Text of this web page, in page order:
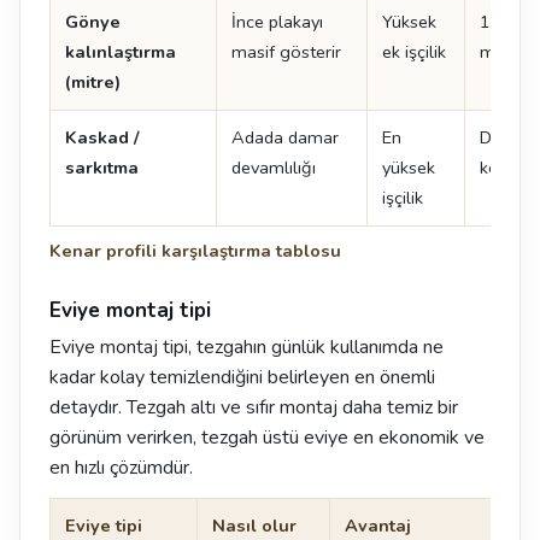
Kenar profili karşılaştırma tablosu
Gönye
kalınlaştırma
(mitre)
İnce plakayı
masif gösterir
Yüksek
ek işçilik
12
mm
Kaskad /
sarkıtma
Adada damar
devamlılığı
En
yüksek
işçilik
Damar
Eviye montaj tipi
Eviye montaj tipi, tezgahın günlük kullanımda ne
kadar kolay temizlendiğini belirleyen en önemli
detaydır. Tezgah altı ve sıfır montaj daha temiz bir
görünüm verirken, tezgah üstü eviye en ekonomik ve
en hızlı çözümdür.
Eviye tipi Nasıl olur Avantaj